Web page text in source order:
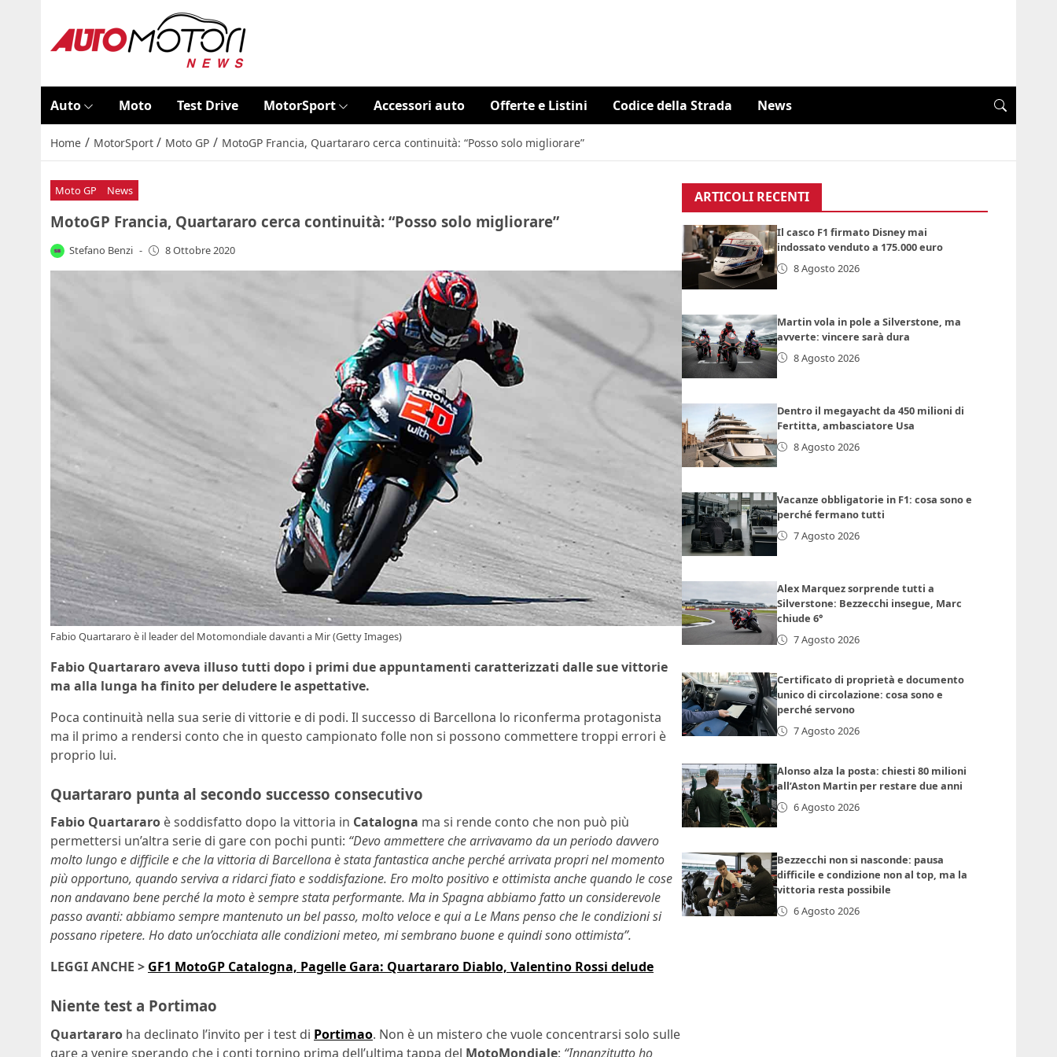
Auto Moto Test Drive MotorSport Accessori auto Offerte e Listini Codice della Strada News
Home / MotorSport / Moto GP / MotoGP Francia, Quartararo cerca continuità: “Posso solo migliorare”
Moto GP News
MotoGP Francia, Quartararo cerca continuità: “Posso solo migliorare”
Stefano Benzi - 8 Ottobre 2020
Fabio Quartararo è il leader del Motomondiale davanti a Mir (Getty Images)
Fabio Quartararo aveva illuso tutti dopo i primi due appuntamenti caratterizzati dalle sue vittorie
ma alla lunga ha finito per deludere le aspettative.
Poca continuità nella sua serie di vittorie e di podi. Il successo di Barcellona lo riconferma protagonista
ma il primo a rendersi conto che in questo campionato folle non si possono commettere troppi errori è
proprio lui.
Quartararo punta al secondo successo consecutivo
Fabio Quartararo è soddisfatto dopo la vittoria in Catalogna ma si rende conto che non può più
permettersi un’altra serie di gare con pochi punti: “Devo ammettere che arrivavamo da un periodo davvero
molto lungo e difficile e che la vittoria di Barcellona è stata fantastica anche perché arrivata propri nel momento
più opportuno, quando serviva a ridarci fiato e soddisfazione. Ero molto positivo e ottimista anche quando le cose
non andavano bene perché la moto è sempre stata performante. Ma in Spagna abbiamo fatto un considerevole
passo avanti: abbiamo sempre mantenuto un bel passo, molto veloce e qui a Le Mans penso che le condizioni si
possano ripetere. Ho dato un’occhiata alle condizioni meteo, mi sembrano buone e quindi sono ottimista”.
LEGGI ANCHE > GF1 MotoGP Catalogna, Pagelle Gara: Quartararo Diablo, Valentino Rossi delude
Niente test a Portimao
Quartararo ha declinato l’invito per i test di Portimao. Non è un mistero che vuole concentrarsi solo sulle
gare a venire sperando che i conti tornino prima dell’ultima tappa del MotoMondiale: “Innanzitutto ho
ARTICOLI RECENTI
Il casco F1 firmato Disney mai
indossato venduto a 175.000 euro
8 Agosto 2026
Martin vola in pole a Silverstone, ma
avverte: vincere sarà dura
8 Agosto 2026
Dentro il megayacht da 450 milioni di
Fertitta, ambasciatore Usa
8 Agosto 2026
Vacanze obbligatorie in F1: cosa sono e
perché fermano tutti
7 Agosto 2026
Alex Marquez sorprende tutti a
Silverstone: Bezzecchi insegue, Marc
chiude 6°
7 Agosto 2026
Certificato di proprietà e documento
unico di circolazione: cosa sono e
perché servono
7 Agosto 2026
Alonso alza la posta: chiesti 80 milioni
all’Aston Martin per restare due anni
6 Agosto 2026
Bezzecchi non si nasconde: pausa
difficile e condizione non al top, ma la
vittoria resta possibile
6 Agosto 2026